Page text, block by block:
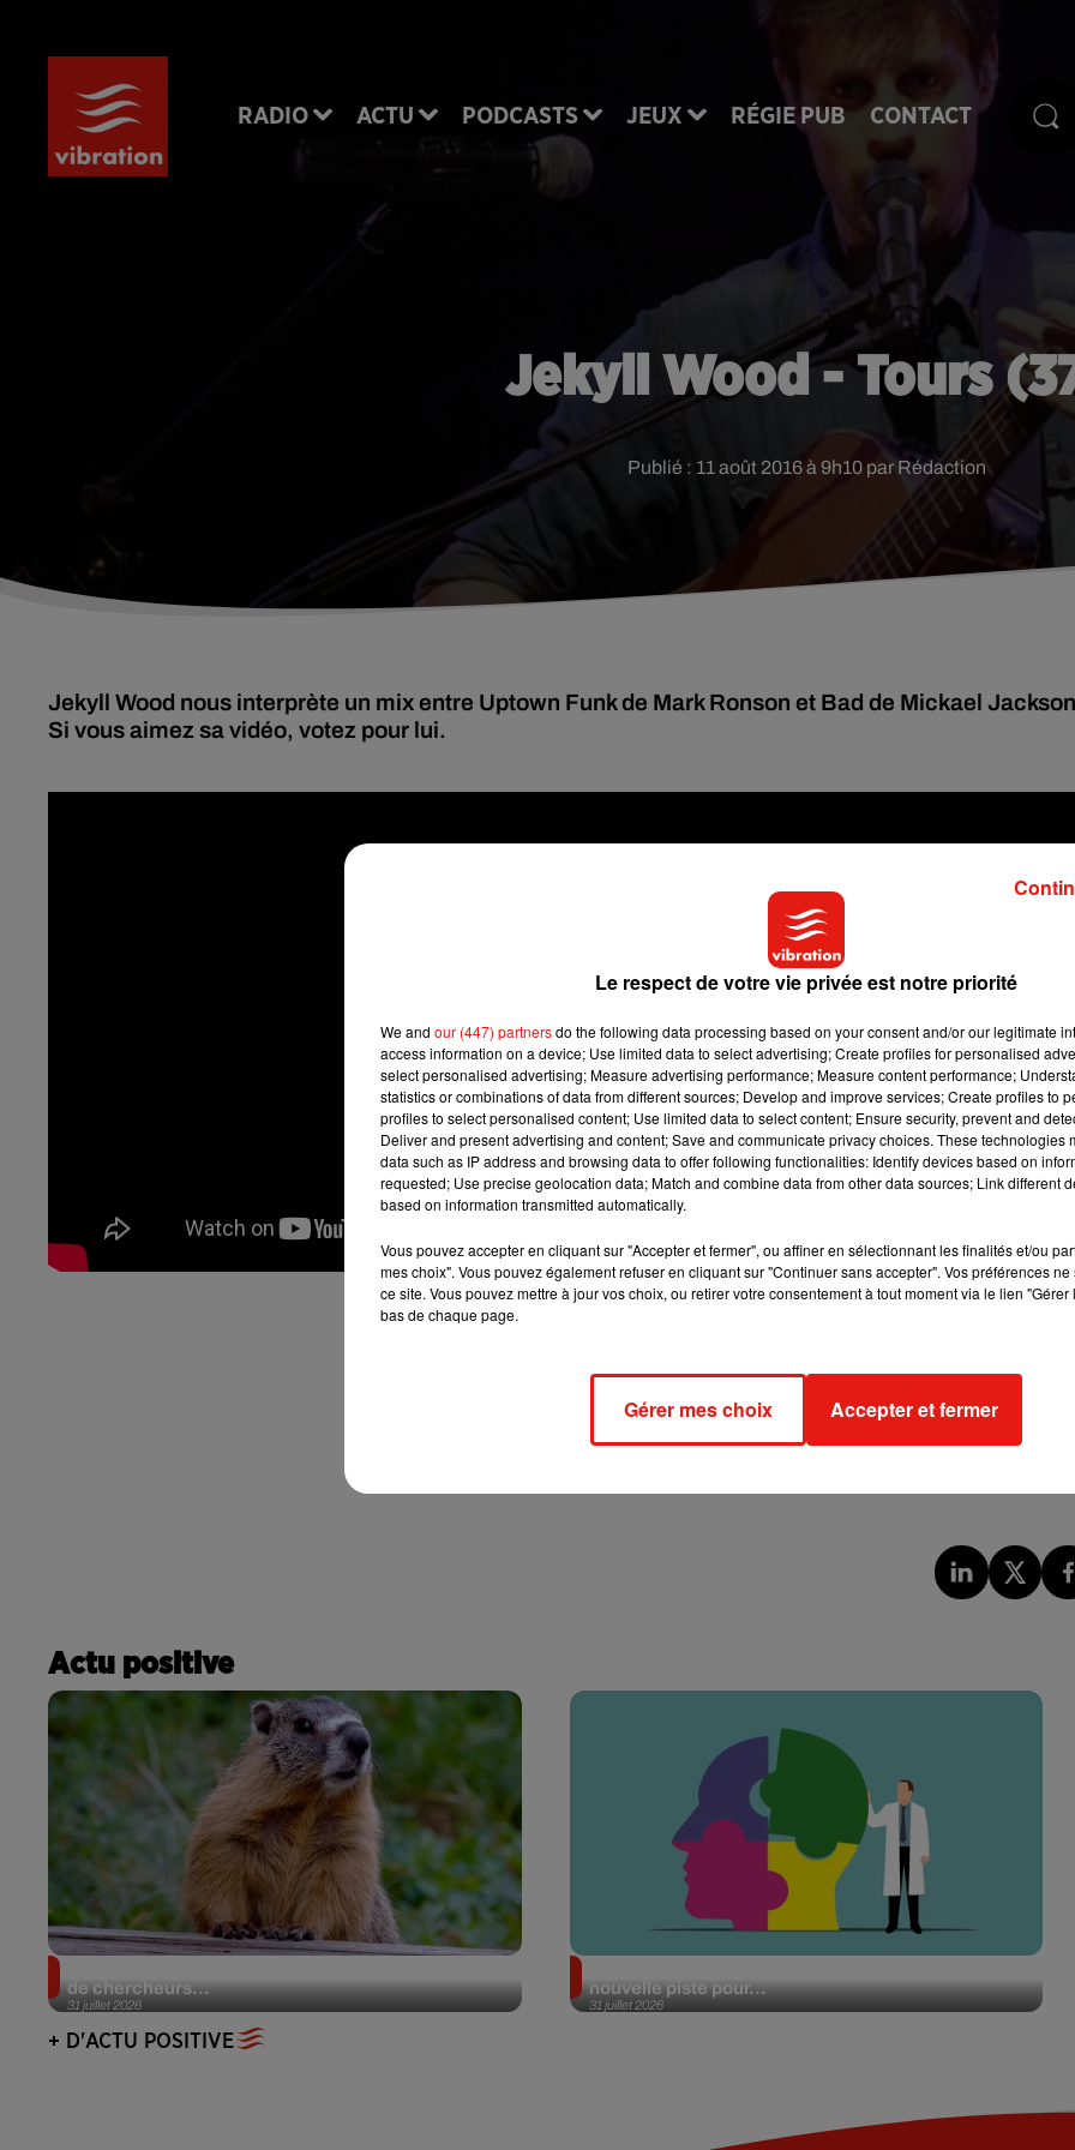
RADIO ACTU PODCASTS JEUX RÉGIE PUB CONTACT
Jekyll Wood - Tours
Publié : 11 août 2016 à 9h10 par Rédaction
Jekyll Wood nous interprète un mix entre Uptown Funk de Mark Ronson et Bad de Mickael
Si vous aimez sa vidéo, votez pour lui.
Actu positive
31 juillet 2026
de chercheurs...
31 juillet 2026
nouvelle piste pour...
+ D'ACTU POSITIVE
Le respect de votre vie privée est notre priorité
We and our (447) partnersdo the following data processing based on your consent and/or our legitimate
access information on a device; Use limited data to select advertising; Create profiles for personalised
select personalised advertising; Measure advertising performance; Measure content performance;
statistics or combinations of data from different sources; Develop and improve services; Create profiles to
profiles to select personalised content; Use limited data to select content; Ensure security, prevent and
Deliver and present advertising and content; Save and communicate privacy choices. These technologies
data such as IP address and browsing data to offer following functionalities: Identify devices based on
requested; Use precise geolocation data; Match and combine data from other data sources; Link different
based on information transmitted automatically.
Vous pouvez accepter en cliquant sur "Accepter et fermer", ou affiner en sélectionnant les finalités et/ou
mes choix". Vous pouvez également refuser en cliquant sur "Continuer sans accepter". Vos préférences
ce site. Vous pouvez mettre à jour vos choix, ou retirer votre consentement à tout moment via le lien
bas de chaque page.
Gérer mes choix Accepter et fermer